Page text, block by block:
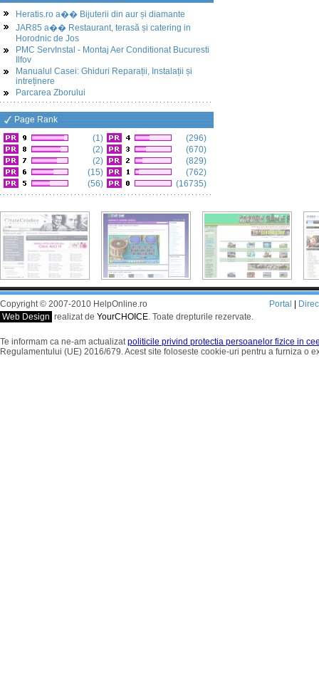
Heratis.ro a�� Bijuterii din aur și diamante
JAR85 a�� Restaurant, terasă și catering in
Horodnic de Jos
PMC ServInstal - Montaj Aer Conditionat Bucuresti
Ilfov
Manualul Casei: Ghiduri Reparații, Instalații și
intreținere
Parcarea Zborului
Page Rank
(1)
(2)
(2)
(15)
(56)
(296)
(670)
(829)
(762)
(16735)
Copyright © 2007-2010 HelpOnline.ro
Web Design realizat de YourCHOICE. Toate drepturile rezervate.
Portal
Te informam ca ne-am actualizatpoliticile privind protectia persoanelor fizice in
Regulamentului (UE) 2016/679. Acest site foloseste cookie-uri pentru a furniza o